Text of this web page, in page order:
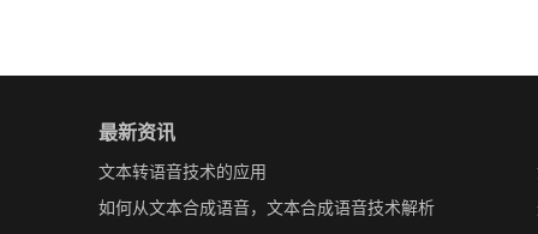
最新资讯
文本转语音技术的应用
如何从文本合成语音，文本合成语音技术解析